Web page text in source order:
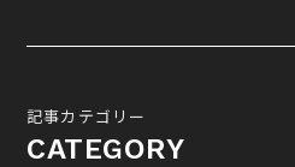
記事カテゴリー
CATEGORY